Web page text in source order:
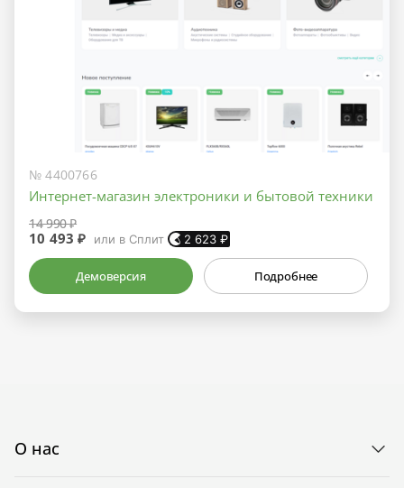
№ 4400766
Интернет-магазин электроники и бытовой техники
14 990 ₽
10 493 ₽ или в Сплит 2 623₽
Демоверсия Подробнее
О нас